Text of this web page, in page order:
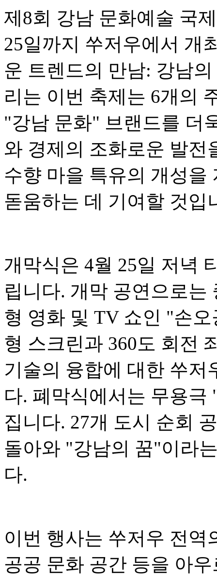
제8회 강남 문화예술 국
25일까지 쑤저우에서 개
운 트렌드의 만남: 강남
리는 이번 축제는 6개의
"강남 문화" 브랜드를 더
와 경제의 조화로운 발전
수향 마을 특유의 개성을
돋움하는 데 기여할 것입
개막식은 4월 25일 저녁
립니다. 개막 공연으로
형 영화 및 TV 쇼인 "손
형 스크린과 360도 회전
기술의 융합에 대한 쑤
다. 폐막식에서는 무용극
집니다. 27개 도시 순회
돌아와 "강남의 꿈"이라
다.
이번 행사는 쑤저우 전역
공공 문화 공간 등을 아